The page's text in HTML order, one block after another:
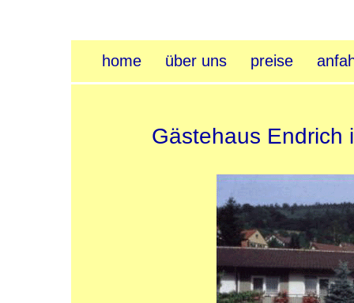
home über uns preise
Gästehaus Endrich